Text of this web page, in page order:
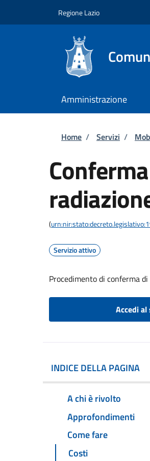
Regione Lazio
Amministrazione
Briciole
Home / Servizi /
(
Servizio attivo
Procedimento di conferma
Accedi
INDICE DELLA PAGINA
A chi è rivolto
Approfondimenti
Come fare
Costi